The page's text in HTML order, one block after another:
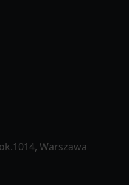
Warszawa